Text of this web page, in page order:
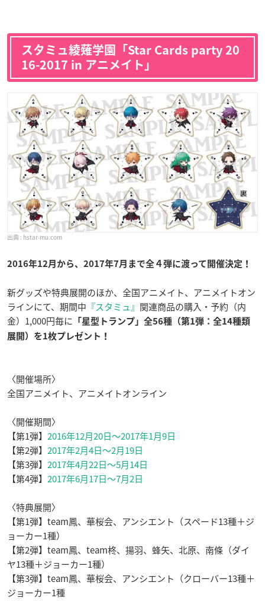
スタミュ綾薙学園「Star Cards party 20
16-2017 in アニメイト」
hstar-mu.com
2016年12月から、2017年7月まで全４弾に渡って開催決定！
新グッズや特典展開のほか、全国アニメイト、アニメイトオン
ラインにて、期間中 『スタミュ』 関連商品の購入・予約（内
金）1,000円毎に 「星型トランプ」全56種（第1弾：全14種類
展開）を1枚プレゼント！
〈開催場所〉
全国アニメイト、アニメイトオンライン
〈開催期間〉
【第1弾】 2016年12月20日～2017年1月9日
【第2弾】 2017年2月4日～2月19日
【第3弾】 2017年4月22日〜5月14日
【第4弾】 2017年6月17日〜7月2日
〈特典展開〉
【第1弾】team鳳、華桜会、アンシエント（スペード13種＋ジ
ョーカー1種）
【第2弾】team鳳、team柊、揚羽、蜂矢、北原、南條（ダイ
ヤ13種＋ジョーカー1種）
【第3弾】team鳳、華桜会、アンシエント（クローバー13種＋
ジョーカー1種